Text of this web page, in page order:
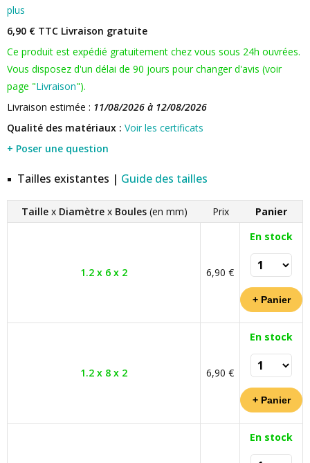
plus
6,90 € TTC Livraison gratuite
Ce produit est expédié gratuitement chez vous sous 24h ouvrées.
Vous disposez d'un délai de 90 jours pour changer d'avis (voir
page "Livraison").
Livraison estimée : 11/08/2026 à 12/08/2026
Qualité des matériaux : Voir les certificats
+ Poser une question
Tailles existantes | Guide des tailles
Taille x Diamètre x Boules (en mm) Prix Panier
1.2 x 6 x 2 6,90 €
En stock
1.2 x 8 x 2 6,90 €
En stock
En stock